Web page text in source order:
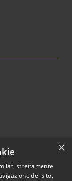
×
strettamente
del sito,